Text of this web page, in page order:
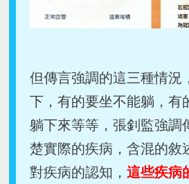
但傳言強調的這三種情況
下，有的要坐不能躺，有
躺下來等等，張釗監強調
楚實際的疾病，含混的敘
對疾病的認知，這些疾病